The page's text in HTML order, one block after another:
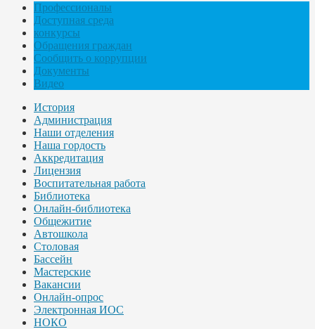
Профессионалы
Доступная среда
конкурсы
Обращения граждан
Сообщить о коррупции
Документы
Видео
История
Администрация
Наши отделения
Наша гордость
Аккредитация
Лицензия
Воспитательная работа
Библиотека
Онлайн-библиотека
Общежитие
Автошкола
Столовая
Бассейн
Мастерские
Вакансии
Онлайн-опрос
Электронная ИОС
НОКО